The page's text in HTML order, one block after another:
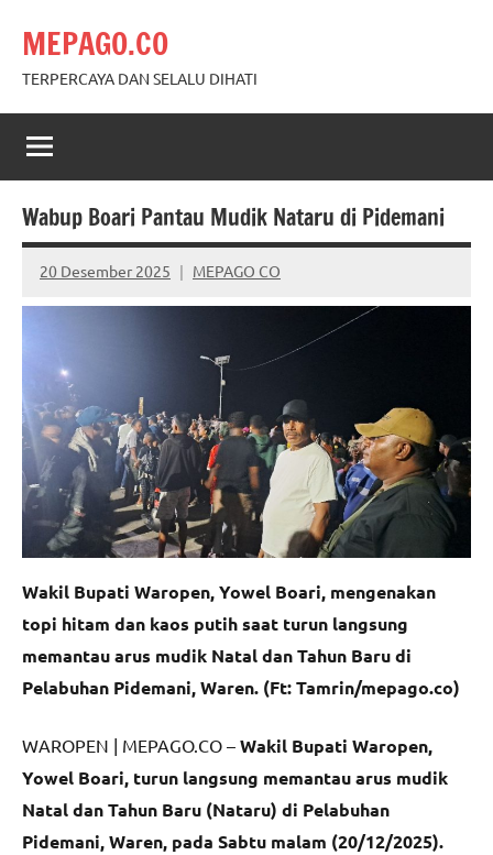
content
MEPAGO.CO
TERPERCAYA DAN SELALU DIHATI
Wabup Boari Pantau Mudik Nataru di Pidemani
20 Desember 2025 MEPAGO CO
No
comments
Wakil Bupati Waropen, Yowel Boari, mengenakan
topi hitam dan kaos putih saat turun langsung
memantau arus mudik Natal dan Tahun Baru di
Pelabuhan Pidemani, Waren. (Ft: Tamrin/mepago.co)
WAROPEN | MEPAGO.CO – Wakil Bupati Waropen,
Yowel Boari, turun langsung memantau arus mudik
Natal dan Tahun Baru (Nataru) di Pelabuhan
Pidemani, Waren, pada Sabtu malam (20/12/2025).